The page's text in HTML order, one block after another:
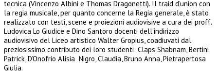
tecnica (Vincenzo Albini e Thomas Dragonetti). Il traid d’union con
la regia musicale, per quanto concerne la Regia generale, è stato
realizzato con testi, scene e proiezioni audiovisive a cura dei proff.
Ludovica Lo Giudice e Dino Santoro docenti dell’indirizzo
audiovisivo del Liceo artistico Walter Gropius, coadiuvati dal
preziosissimo contributo dei loro studenti: Claps Shabnam, Bertini
Patrick, D’Onofrio Alisia Nigro, Claudia, Bruno Anna, Pietrapertosa
Giulia.